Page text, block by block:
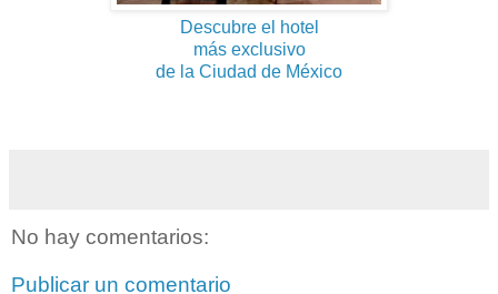
Descubre el hotel
más exclusivo
de la Ciudad de México
No hay comentarios:
Publicar un comentario